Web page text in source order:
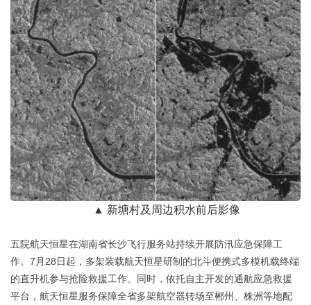
▲ 新塘村及周边积水前后影像
五院航天恒星在湖南省长沙飞行服务站持续开展防汛应急保障工
作。7月28日起，多架装载航天恒星研制的北斗便携式多模机载终端
的直升机参与抢险救援工作。同时，依托自主开发的通航应急救援
平台，航天恒星服务保障全省多架航空器转场至郴州、株洲等地配